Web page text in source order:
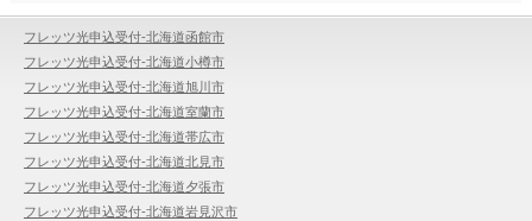
フレッツ光申込受付-北海道函館市
フレッツ光申込受付-北海道小樽市
フレッツ光申込受付-北海道旭川市
フレッツ光申込受付-北海道室蘭市
フレッツ光申込受付-北海道帯広市
フレッツ光申込受付-北海道北見市
フレッツ光申込受付-北海道夕張市
フレッツ光申込受付-北海道岩見沢市